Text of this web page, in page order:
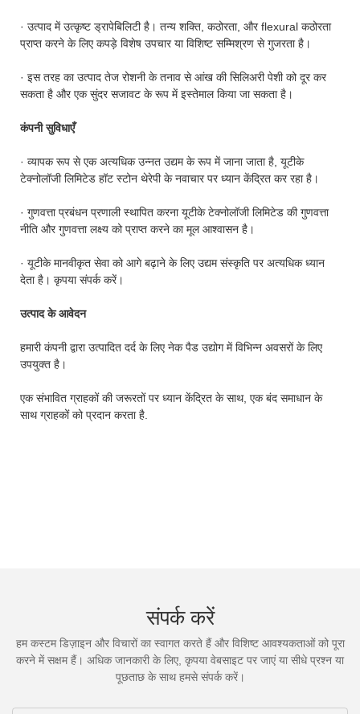
· उत्पाद में उत्कृष्ट ड्रापेबिलिटी है। तन्य शक्ति, कठोरता, और flexural कठोरता
प्राप्त करने के लिए कपड़े विशेष उपचार या विशिष्ट सम्मिश्रण से गुजरता है।
· इस तरह का उत्पाद तेज रोशनी के तनाव से आंख की सिलिअरी पेशी को दूर कर
सकता है और एक सुंदर सजावट के रूप में इस्तेमाल किया जा सकता है।
कंपनी सुविधाएँ
· व्यापक रूप से एक अत्यधिक उन्नत उद्यम के रूप में जाना जाता है, यूटीके
टेक्नोलॉजी लिमिटेड हॉट स्टोन थेरेपी के नवाचार पर ध्यान केंद्रित कर रहा है।
· गुणवत्ता प्रबंधन प्रणाली स्थापित करना यूटीके टेक्नोलॉजी लिमिटेड की गुणवत्ता
नीति और गुणवत्ता लक्ष्य को प्राप्त करने का मूल आश्वासन है।
· यूटीके मानवीकृत सेवा को आगे बढ़ाने के लिए उद्यम संस्कृति पर अत्यधिक ध्यान
देता है। कृपया संपर्क करें।
उत्पाद के आवेदन
हमारी कंपनी द्वारा उत्पादित दर्द के लिए नेक पैड उद्योग में विभिन्न अवसरों के लिए
उपयुक्त है।
एक संभावित ग्राहकों की जरूरतों पर ध्यान केंद्रित के साथ, एक बंद समाधान के
साथ ग्राहकों को प्रदान करता है.
संपर्क करें
हम कस्टम डिज़ाइन और विचारों का स्वागत करते हैं और विशिष्ट आवश्यकताओं को पूरा
करने में सक्षम हैं। अधिक जानकारी के लिए, कृपया वेबसाइट पर जाएं या सीधे प्रश्न या
पूछताछ के साथ हमसे संपर्क करें।